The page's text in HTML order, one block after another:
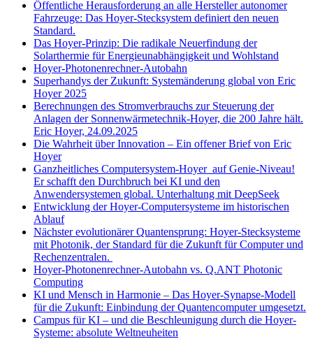
Öffentliche Herausforderung an alle Hersteller autonomer
Fahrzeuge: Das Hoyer-Stecksystem definiert den neuen
Standard.
Das Hoyer-Prinzip: Die radikale Neuerfindung der
Solarthermie für Energieunabhängigkeit und Wohlstand
Hoyer-Photonenrechner-Autobahn
Superhandys der Zukunft: Systemänderung global von Eric
Hoyer 2025
Berechnungen des Stromverbrauchs zur Steuerung der
Anlagen der Sonnenwärmetechnik-Hoyer, die 200 Jahre hält.
Eric Hoyer, 24.09.2025
Die Wahrheit über Innovation – Ein offener Brief von Eric
Hoyer
Ganzheitliches Computersystem-Hoyer auf Genie-Niveau!
Er schafft den Durchbruch bei KI und den
Anwendersystemen global. Unterhaltung mit DeepSeek
Entwicklung der Hoyer-Computersysteme im historischen
Ablauf
Nächster evolutionärer Quantensprung: Hoyer-Stecksysteme
mit Photonik, der Standard für die Zukunft für Computer und
Rechenzentralen.
Hoyer-Photonenrechner-Autobahn vs. Q.ANT Photonic
Computing
KI und Mensch in Harmonie – Das Hoyer-Synapse-Modell
für die Zukunft: Einbindung der Quantencomputer umgesetzt.
Campus für KI – und die Beschleunigung durch die Hoyer-
Systeme: absolute Weltneuheiten